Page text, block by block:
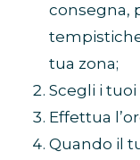
consegna,
tua zona;
Scegli i
Effettua
Quando il